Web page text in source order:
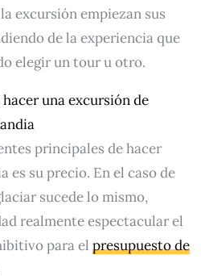
excursión empiezan sus
de la experiencia que
elegir un tour u otro.
una excursión de
principales de hacer
es su precio. En el caso de
sucede lo mismo,
realmente espectacular el
para el presupuesto de